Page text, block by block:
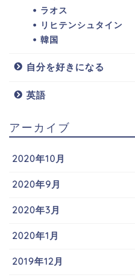
ラオス
リヒテンシュタイン
韓国
自分を好きになる
英語
アーカイブ
2020年10月
2020年9月
2020年3月
2020年1月
2019年12月